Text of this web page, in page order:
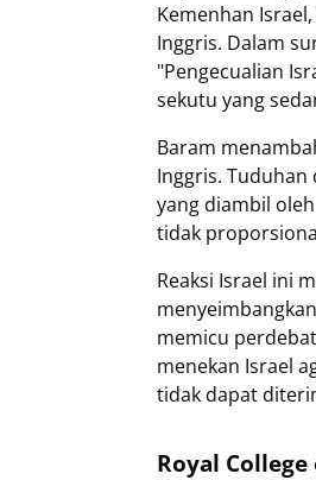
Kemenhan
Inggris. Dalam
"Pengecualian
sekutu yang
Baram
Inggris.
yang diambil
tidak
Reaksi Israel ini
memicu
menekan Israel
tidak dapat
Royal